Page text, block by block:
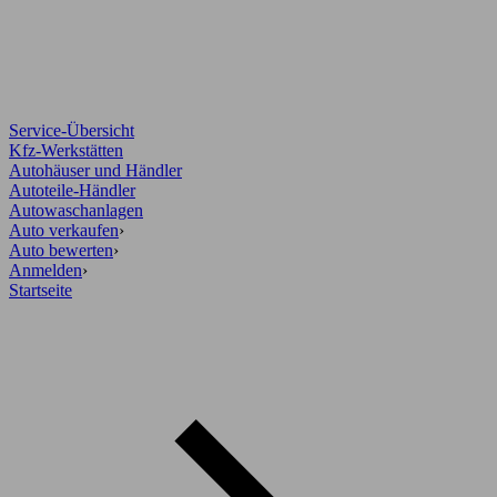
Service-Übersicht
Kfz-Werkstätten
Autohäuser und Händler
Autoteile-Händler
Autowaschanlagen
Auto verkaufen›
Auto bewerten›
Anmelden›
Startseite